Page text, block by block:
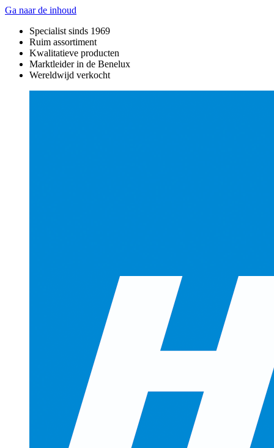
Ga naar de inhoud
Specialist sinds 1969
Ruim assortiment
Kwalitatieve producten
Marktleider in de Benelux
Wereldwijd verkocht